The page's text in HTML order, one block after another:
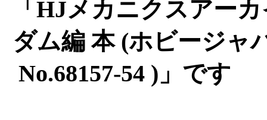
「HJメカニクスアー
ダム編 本 (ホビージャ
No.68157-54 )」です